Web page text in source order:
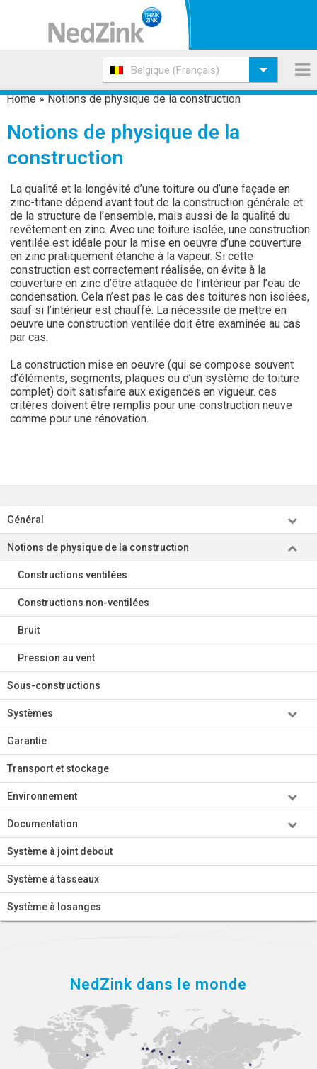
Belgique (Français)
Home»Notions de physique de la construction
Notions de physique de la
construction
La qualité et la longévité d’une toiture ou d’une façade en
zinc-titane dépend avant tout de la construction générale et
de la structure de l’ensemble, mais aussi de la qualité du
revêtement en zinc. Avec une toiture isolée, une construction
ventilée est idéale pour la mise en oeuvre d’une couverture
en zinc pratiquement étanche à la vapeur. Si cette
construction est correctement réalisée, on évite à la
couverture en zinc d’être attaquée de l’intérieur par l’eau de
condensation. Cela n’est pas le cas des toitures non isolées,
sauf si l’intérieur est chauffé. La nécessite de mettre en
oeuvre une construction ventilée doit être examinée au cas
par cas.
La construction mise en oeuvre (qui se compose souvent
d’éléments, segments, plaques ou d’un système de toiture
complet) doit satisfaire aux exigences en vigueur. ces
critères doivent être remplis pour une construction neuve
comme pour une rénovation.
Général
Notions de physique de la construction
Constructions ventilées
Constructions non-ventilées
Bruit
Pression au vent
Sous-constructions
Systèmes
Garantie
Transport et stockage
Environnement
Documentation
Système à joint debout
Système à tasseaux
Système à losanges
NedZink dans le monde